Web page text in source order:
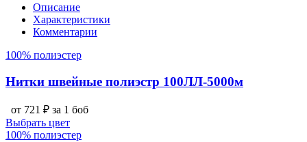
Описание
Характеристики
Комментарии
100% полиэстер
Нитки швейные полиэстр 100ЛЛ-5000м
от 721 ₽ за 1 боб
Выбрать цвет
100% полиэстер